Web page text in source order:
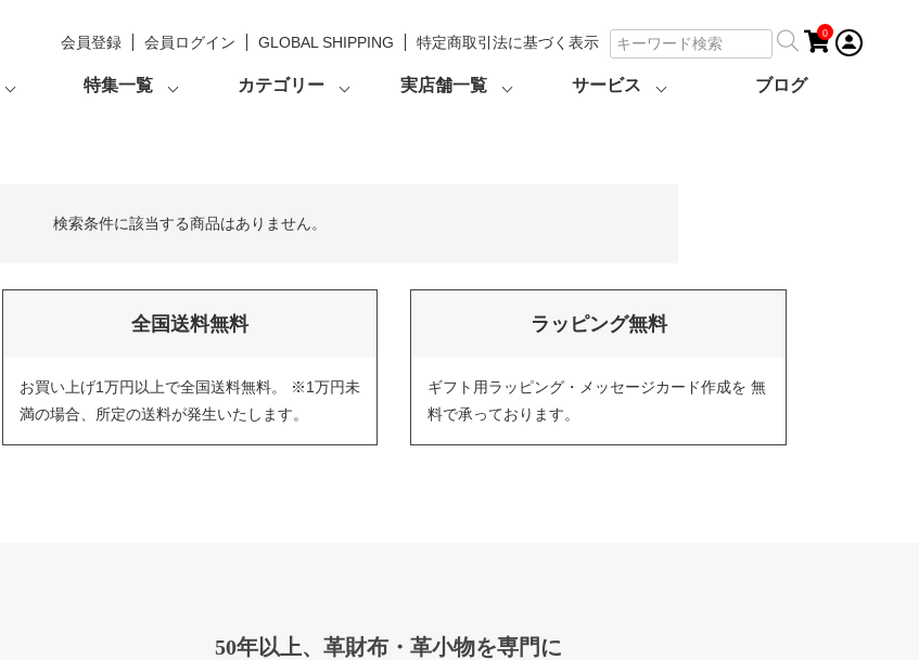
会員登録 会員ログイン GLOBAL SHIPPING 特定商取引法に基づく表示
0
特集一覧 カテゴリー 実店舗一覧 サービス ブログ
検索条件に該当する商品はありません。
全国送料無料
お買い上げ1万円以上で全国送料無料。 ※1万円未
満の場合、所定の送料が発生いたします。
ラッピング無料
ギフト用ラッピング・メッセージカード作成を 無
料で承っております。
50年以上、革財布・革小物を専門に